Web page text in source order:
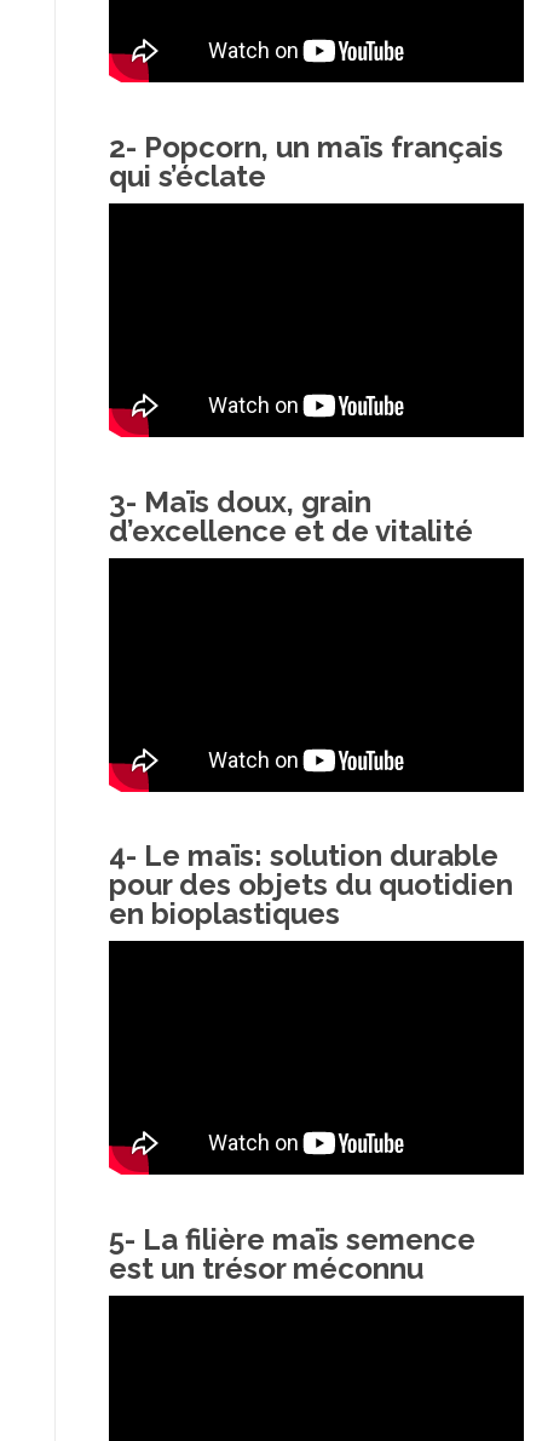
2- Popcorn, un maïs français
qui s’éclate
3- Maïs doux, grain
d’excellence et de vitalité
4- Le maïs: solution durable
pour des objets du quotidien
en bioplastiques
5- La filière maïs semence
est un trésor méconnu